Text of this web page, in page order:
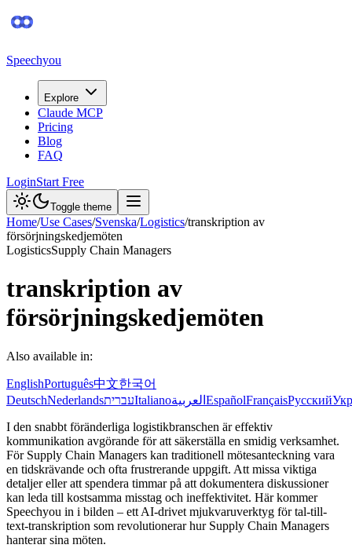
Speechyou
Explore
Claude MCP
Pricing
Blog
FAQ
LoginStart Free
Toggle theme
Home/Use Cases/Svenska/Logistics/transkription av
försörjningskedjemöten
LogisticsSupply Chain Managers
transkription av
försörjningskedjemöten
Also available in:
EnglishPortuguês中文한국어
DeutschNederlandsעבריתItalianoالعربية EspañolFrançaisРусский
I den snabbt föränderliga logistikbranschen är effektiv
kommunikation avgörande för att säkerställa en smidig verksamhet.
För Supply Chain Managers kan traditionell mötesanteckning vara
en tidskrävande och ofta frustrerande uppgift. Att missa viktiga
detaljer eller att spendera timmar på att dokumentera diskussioner
kan leda till kostsamma misstag och ineffektivitet. Här kommer
Speechyou in i bilden – ett AI-drivet mjukvaruverktyg för tal-till-
text-transkription som revolutionerar hur Supply Chain Managers
hanterar sina möten.